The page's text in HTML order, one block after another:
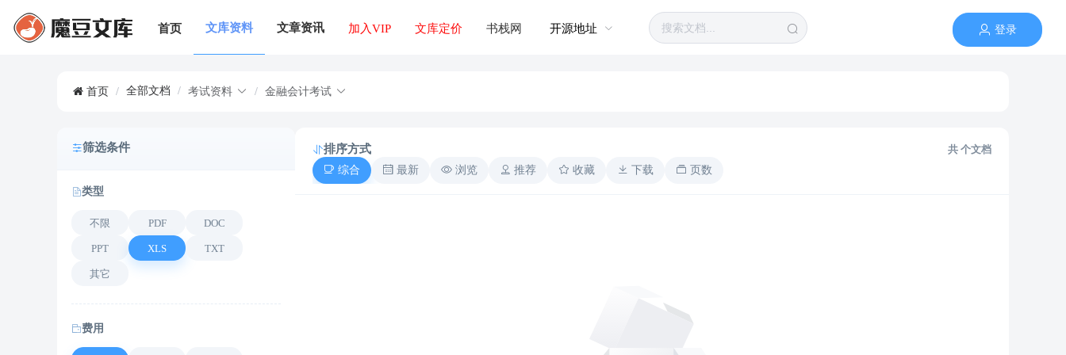
首页 文库资料 文章资讯 加入VIP 文库定价 书栈网 开源地址 登录
首页 / 全部文档 / 考试资料 / 金融会计考试
筛选条件
类型
不限 PDF DOC
PPT XLS TXT
其它
费用
排序方式 共 个文档
综合
最新 浏览 推荐 收藏 下载 页数